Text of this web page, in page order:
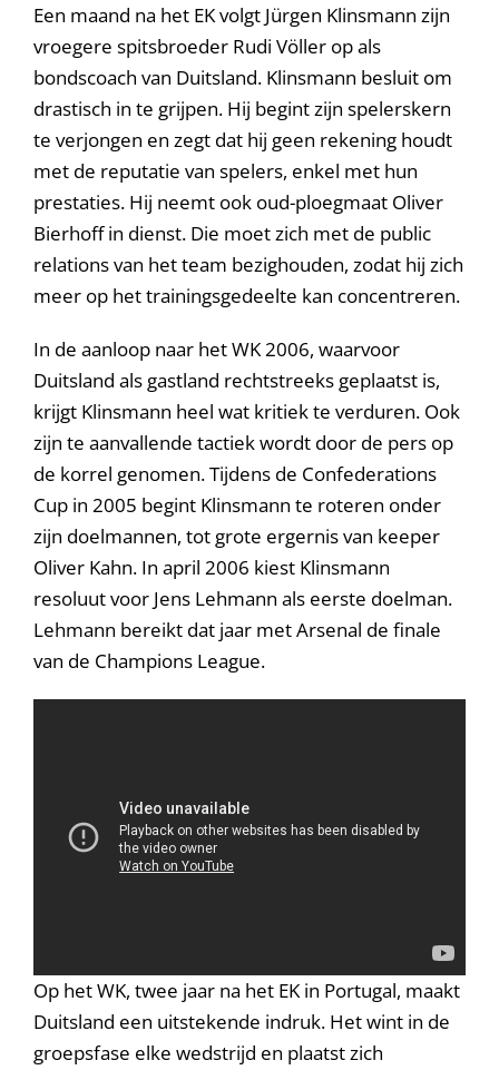
Een maand na het EK volgt Jürgen Klinsmann zijn
vroegere spitsbroeder Rudi Völler op als
bondscoach van Duitsland. Klinsmann besluit om
drastisch in te grijpen. Hij begint zijn spelerskern
te verjongen en zegt dat hij geen rekening houdt
met de reputatie van spelers, enkel met hun
prestaties. Hij neemt ook oud-ploegmaat Oliver
Bierhoff in dienst. Die moet zich met de public
relations van het team bezighouden, zodat hij zich
meer op het trainingsgedeelte kan concentreren.
In de aanloop naar het WK 2006, waarvoor
Duitsland als gastland rechtstreeks geplaatst is,
krijgt Klinsmann heel wat kritiek te verduren. Ook
zijn te aanvallende tactiek wordt door de pers op
de korrel genomen. Tijdens de Confederations
Cup in 2005 begint Klinsmann te roteren onder
zijn doelmannen, tot grote ergernis van keeper
Oliver Kahn. In april 2006 kiest Klinsmann
resoluut voor Jens Lehmann als eerste doelman.
Lehmann bereikt dat jaar met Arsenal de finale
van de Champions League.
Op het WK, twee jaar na het EK in Portugal, maakt
Duitsland een uitstekende indruk. Het wint in de
groepsfase elke wedstrijd en plaatst zich